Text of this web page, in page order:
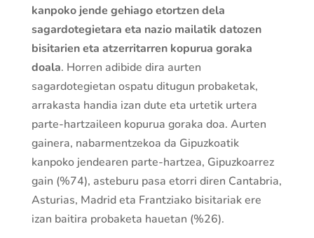
kanpoko jende gehiago etortzen dela
sagardotegietara eta nazio mailatik datozen
bisitarien eta atzerritarren kopurua goraka
doala. Horren adibide dira aurten
sagardotegietan ospatu ditugun probaketak,
arrakasta handia izan dute eta urtetik urtera
parte-hartzaileen kopurua goraka doa. Aurten
gainera, nabarmentzekoa da Gipuzkoatik
kanpoko jendearen parte-hartzea, Gipuzkoarrez
gain (%74), asteburu pasa etorri diren Cantabria,
Asturias, Madrid eta Frantziako bisitariak ere
izan baitira probaketa hauetan (%26).